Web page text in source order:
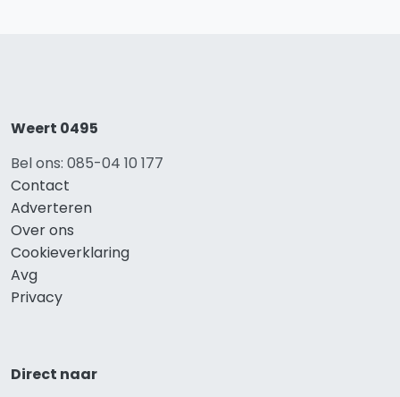
Weert 0495
Bel ons: 085-04 10 177
Contact
Adverteren
Over ons
Cookieverklaring
Avg
Privacy
Direct naar